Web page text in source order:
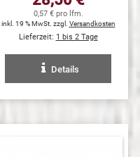
0,57 € pro lfm.
inkl. 19 % MwSt. zzgl. Versandkosten
Lieferzeit: 1 bis 2 Tage
Details